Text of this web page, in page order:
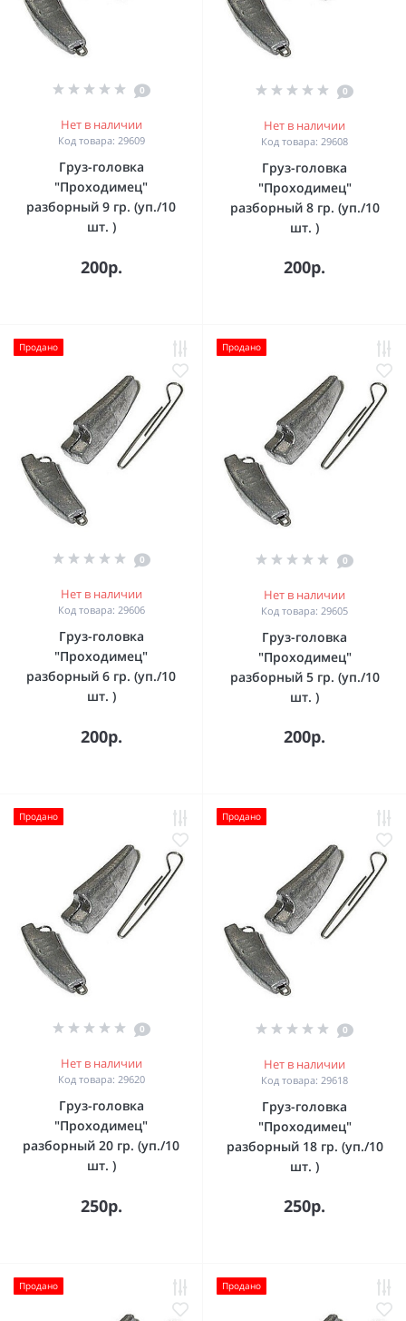
0
Нет в наличии
Код товара: 29609
Груз-головка
"Проходимец"
разборный 9 гр. (уп./10
шт. )
200р.
0
Нет в наличии
Код товара: 29608
Груз-головка
"Проходимец"
разборный 8 гр. (уп./10
шт. )
200р.
Продано
0
Нет в наличии
Код товара: 29606
Груз-головка
"Проходимец"
разборный 6 гр. (уп./10
шт. )
200р.
Продано
0
Нет в наличии
Код товара: 29605
Груз-головка
"Проходимец"
разборный 5 гр. (уп./10
шт. )
200р.
Продано
0
Нет в наличии
Код товара: 29620
Груз-головка
"Проходимец"
разборный 20 гр. (уп./10
шт. )
250р.
Продано
0
Нет в наличии
Код товара: 29618
Груз-головка
"Проходимец"
разборный 18 гр. (уп./10
шт. )
250р.
Продано Продано